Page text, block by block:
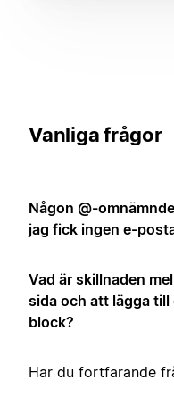
Vanliga frågor
Någon @-
jag fick ingen e-
Vad är skillnaden
sida och att lägga
block?
Har du fortfarande